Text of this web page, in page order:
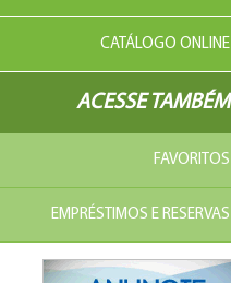
CATÁLOGO ONLINE
ACESSE TAMBÉM
FAVORITOS
EMPRÉSTIMOS E RESERVAS